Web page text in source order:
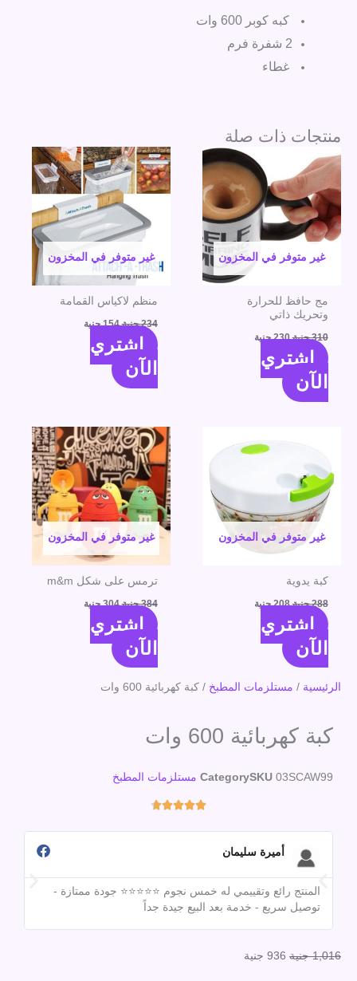
كبه كوبر 600 وات
2 شفرة فرم
غطاء
منتجات ذات صلة
غير متوفر في المخزون
مج حافظ للحرارة
وتحريك ذاتي
310 جنية
هو:
310 جنية.
230 جنية
السعر
الحالي
هو:
230 جنية.
اشتري
الآن
غير متوفر في المخزون
منظم لاكياس القمامة
234 جنية
السعر
الأصلي
هو:
234 جنية.
154 جنية
السعر
الحالي
هو:
154 جنية.
اشتري
الآن
غير متوفر في المخزون
كبة يدوية
288 جنية
الأصلي
208 جنية
الحالي
هو:
اشتري
الآن
غير متوفر في المخزون
ترمس على شكل m&m
384 جنية
السعر
الأصلي
هو:
384 جنية.
304 جنية
السعر
الحالي
هو:
304 جنية.
اشتري
الآن
الرئيسية / مستلزمات المطبخ / كبة كهربائية 600 وات
كبة كهربائية 600 وات
SKU 03SCAW99
Category مستلزمات المطبخ





أميرة سليمان
المنتج رائع وتقييمي له خمس نجوم ⭐⭐⭐⭐⭐ جودة ممتازة -
توصيل سريع - خدمة بعد البيع جيدة جداً
1,016 جنية السعر
936 جنية